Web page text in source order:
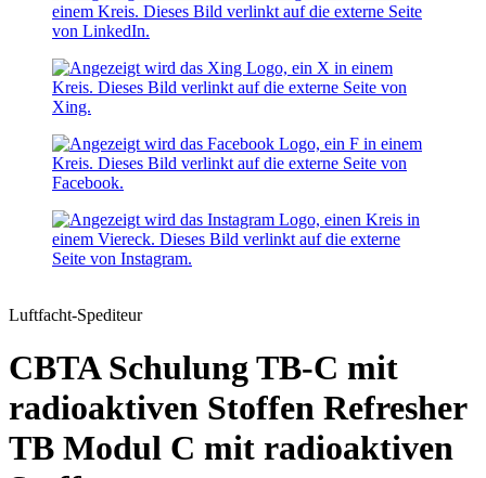
Luftfacht-Spediteur
CBTA Schulung TB-C mit
radioaktiven Stoffen Refresher
TB Modul C mit radioaktiven